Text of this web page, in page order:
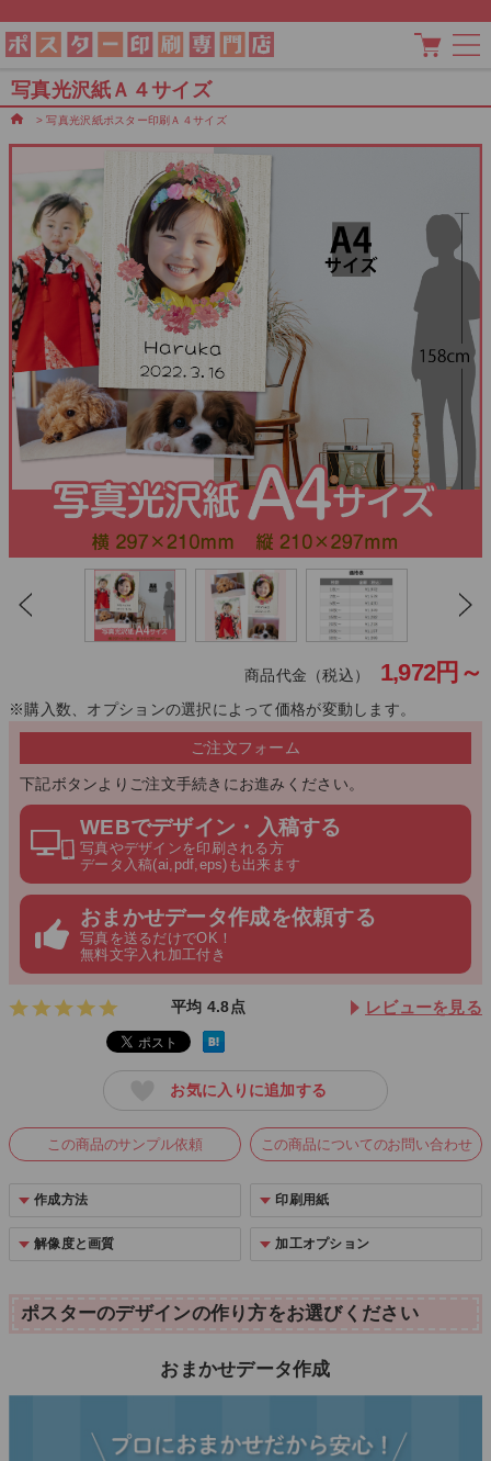
写真光沢紙Ａ４サイズ
> 写真光沢紙ポスター印刷Ａ４サイズ
商品代金（税込） 1,972円～
※購入数、オプションの選択によって価格が変動します。
ご注文フォーム
下記ボタンよりご注文手続きにお進みください。
WEBでデザイン・入稿する
写真やデザインを印刷される方
データ入稿(ai,pdf,eps)も出来ます
おまかせデータ作成を依頼する
写真を送るだけでOK！
無料文字入れ加工付き
平均 4.8点 レビューを見る
お気に入りに追加する
この商品のサンプル依頼 この商品についてのお問い合わせ
作成方法 印刷用紙
解像度と画質 加工オプション
ポスターのデザインの作り方をお選びください
おまかせデータ作成